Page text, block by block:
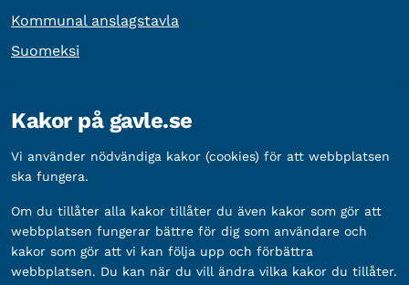
Kommunal anslagstavla
Suomeksi
Organisationsnummer: 212000-2338
Bankgironummer: 5888-2333
Kakor på gavle.se
Vi använder nödvändiga kakor (cookies) för att webbplatsen
ska fungera.
Om du tillåter alla kakor tillåter du även kakor som gör att
webbplatsen fungerar bättre för dig som användare och
kakor som gör att vi kan följa upp och förbättra
webbplatsen. Du kan när du vill ändra vilka kakor du tillåter.